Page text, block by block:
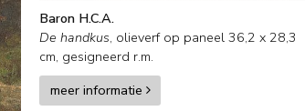
Baron H.C.A.
De handkus, olieverf op paneel 36,2 x 28,3
cm, gesigneerd r.m.
meer informatie